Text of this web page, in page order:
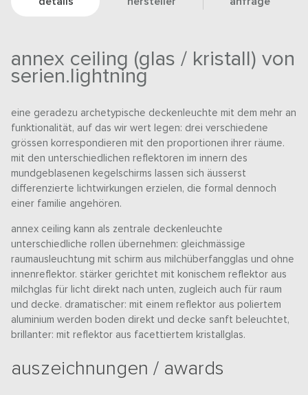
annex ceiling (glas / kristall) von
serien.lightning
eine geradezu archetypische deckenleuchte mit dem mehr an
funktionalität, auf das wir wert legen: drei verschiedene
grössen korrespondieren mit den proportionen ihrer räume.
mit den unterschiedlichen reflektoren im innern des
mundgeblasenen kegelschirms lassen sich äusserst
differenzierte lichtwirkungen erzielen, die formal dennoch
einer familie angehören.
annex ceiling kann als zentrale deckenleuchte
unterschiedliche rollen übernehmen: gleichmässige
raumausleuchtung mit schirm aus milchüberfangglas und ohne
innenreflektor. stärker gerichtet mit konischem reflektor aus
milchglas für licht direkt nach unten, zugleich auch für raum
und decke. dramatischer: mit einem reflektor aus poliertem
aluminium werden boden direkt und decke sanft beleuchtet,
brillanter: mit reflektor aus facettiertem kristallglas.
auszeichnungen / awards